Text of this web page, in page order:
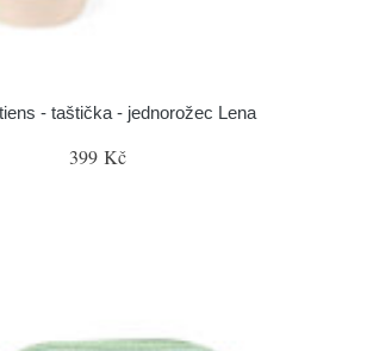
- taštička - jednorožec Lena
399 Kč